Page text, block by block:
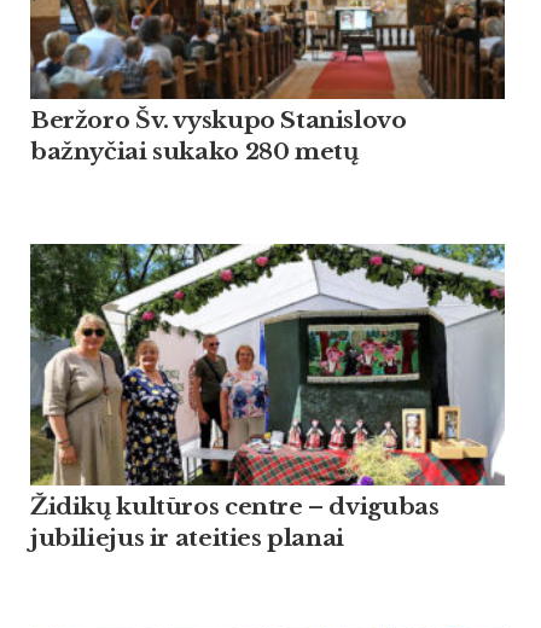
Beržoro Šv. vyskupo Stanislovo
bažnyčiai sukako 280 metų
Židikų kultūros centre – dvigubas
jubiliejus ir ateities planai